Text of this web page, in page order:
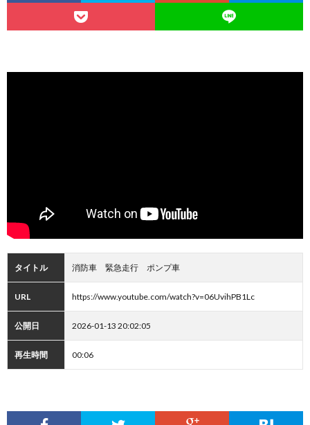
タイトル 消防車 緊急走行 ポンプ車
URL https://www.youtube.com/watch?v=06UvihPB1Lc
公開日 2026-01-13 20:02:05
再生時間 00:06